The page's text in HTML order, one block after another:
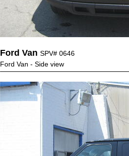
Ford Van SPV# 0646
Ford Van - Side view